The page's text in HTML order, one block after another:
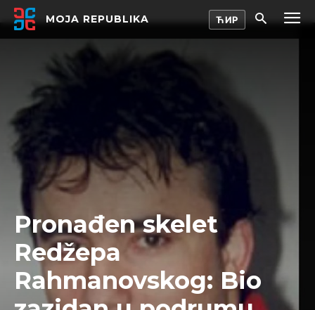
MOJA REPUBLIKA
Pronađen skelet
Redžepa
Rahmanovskog: Bio